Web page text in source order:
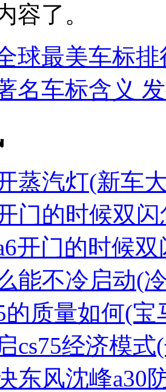
容了。
球最美车标
名车标含义
蒸汽灯(新车
门的时候双
开门的时候
能不冷启动(
的质量如何(宝
cs75经济模式
东风沈峰a30